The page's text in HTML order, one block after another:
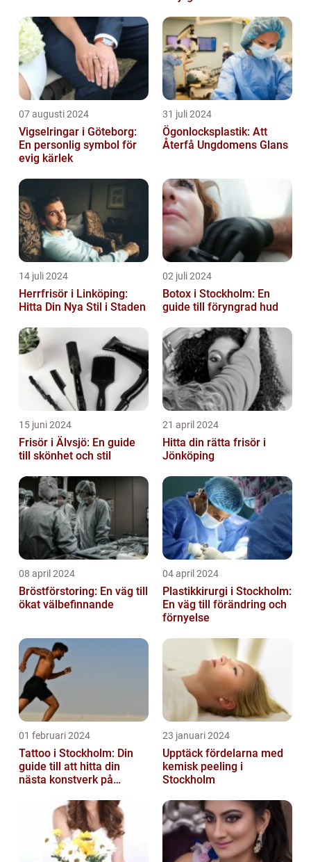
07 augusti 2024
Vigselringar i Göteborg:
En personlig symbol för
evig kärlek
31 juli 2024
Ögonlocksplastik: Att
Återfå Ungdomens Glans
14 juli 2024
Herrfrisör i Linköping:
Hitta Din Nya Stil i Staden
02 juli 2024
Botox i Stockholm: En
guide till föryngrad hud
15 juni 2024
Frisör i Älvsjö: En guide
till skönhet och stil
21 april 2024
Hitta din rätta frisör i
Jönköping
08 april 2024
Bröstförstoring: En väg till
ökat välbefinnande
04 april 2024
Plastikkirurgi i Stockholm:
En väg till förändring och
förnyelse
01 februari 2024
Tattoo i Stockholm: Din
guide till att hitta din
nästa konstverk på
23 januari 2024
Upptäck fördelarna med
kemisk peeling i
Stockholm